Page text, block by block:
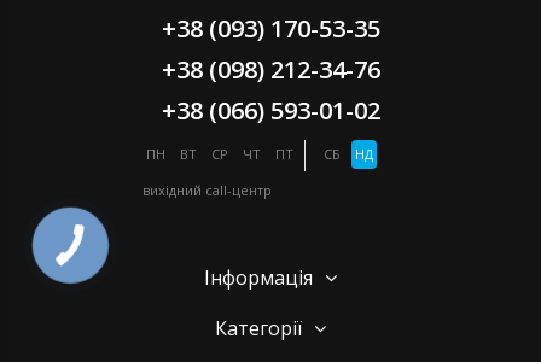
+38 (093) 170-53-35
+38 (098) 212-34-76
+38 (066) 593-01-02
ПН ВТ СР ЧТ ПТ СБ
НД
вихідний call-центр
Інформація
Категорії